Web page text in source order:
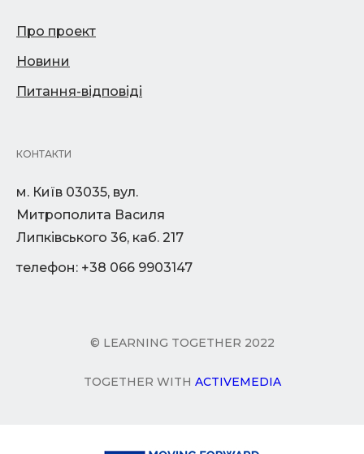
Про проект
Новини
Питання-відповіді
КОНТАКТИ
м. Київ 03035, вул.
Митрополита Василя
Липківського 36, каб. 217
телефон: +38 066 9903147
© LEARNING TOGETHER 2022
TOGETHER WITH ACTIVEMEDIA